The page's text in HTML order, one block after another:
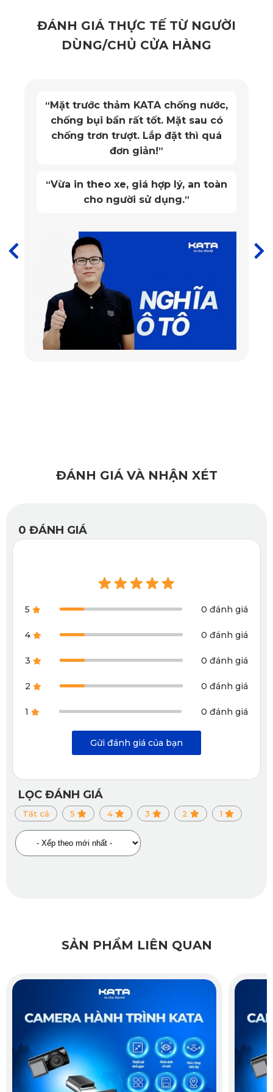
Camera hành trình Peugeot 3008 KD001 Pro của KATA
2K, cho hình ảnh rõ nét, video mượt mà, giúp ghi lại chi
tiết biển số, làn đường và các tình huống giao thông quan
Góc quay rộng 140 độ giúp bao phủ toàn bộ phía trước
xe, hạn chế tối đa điểm mù khi di chuyển trong đô thị
cách thuận tiện.
thị icon giới hạn tốc độ và cảnh báo camera giao thông
trong khoảng 300-800m, giúp tài xế chủ động hơn khi lái
1.2. Camera hành trình Peugeot 3008 KD002
Pro của KATA
ảnh siêu sắc nét, đặc biệt phù hợp với những tài xế thường
xuyên di chuyển đường dài hoặc cần chất lượng video cao
Camera hành trình Peugeot 3008 KD002 Pro của KATA
KD002 Pro được trang bị cảm biến va chạm G-sensor thế
hệ 3, tự động khóa video khi phát hiện rung lắc hoặc va
chạm, đảm bảo dữ liệu quan trọng không bị ghi đè.
ĐÁNH GIÁ THỰC TẾ TỪ NGƯỜI
DÙNG/CHỦ CỬA HÀNG
“ Mặt trước thảm KATA chống nước,
chống bụi bẩn rất tốt. Mặt sau có
chống trơn trượt. Lắp đặt thì quá
đơn giản!”
“Vừa in theo xe, giá hợp lý, an toàn
cho người sử dụng.”
ĐÁNH GIÁ VÀ NHẬN XÉT
0 ĐÁNH GIÁ
5 0 đánh giá
4 0 đánh giá
3 0 đánh giá
2 0 đánh giá
1 0 đánh giá
Gửi đánh giá của bạn
LỌC ĐÁNH GIÁ
Tất cả 5 4 3 2 1
SẢN PHẨM LIÊN QUAN